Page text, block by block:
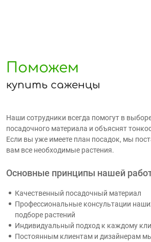
Поможем
купить саженцы
Наши сотрудники всегда помогут в
посадочного материала и объяснят
Если вы уже имеете план посадок, мы
вам все необходимые растения.
Основные принципы нашей
Качественный посадочный материал
Профессиональные консультации
подборе растений
Индивидуальный подход к каждому
Постоянным клиентам и дизайнерам